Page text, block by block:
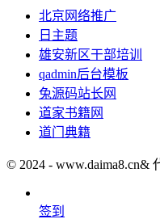
北京网络推广
日主题
雄安新区干部培训
qadmin后台模板
兔源码站长网
道家书籍网
道门典籍
© 2024 - www.daima8.cn&
签到